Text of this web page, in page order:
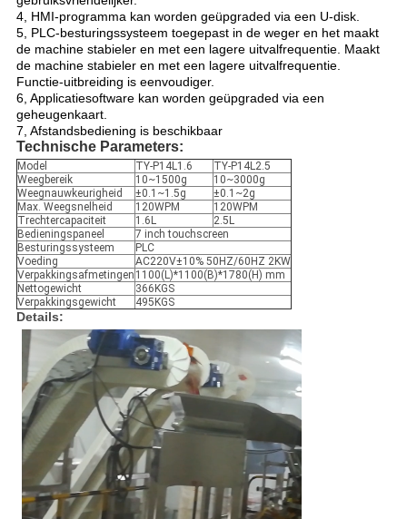
4, HMI-programma kan worden geüpgraded via een U-disk.
5, PLC-besturingssysteem toegepast in de weger en het maakt
de machine stabieler en met een lagere uitvalfrequentie. Maakt
de machine stabieler en met een lagere uitvalfrequentie.
Functie-uitbreiding is eenvoudiger.
6, Applicatiesoftware kan worden geüpgraded via een
geheugenkaart.
7, Afstandsbediening is beschikbaar
Technische Parameters:
Model TY-P14L1.6
TY-P14L2.5
Weegbereik
10~1500g
10~3000g
Weegnauwkeurigheid
±0.1~1.5g
±0.1~2g
Max. Weegsnelheid
120WPM
120WPM
Trechtercapaciteit
1.6L
2.5L
Bedieningspaneel
7 inch touchscreen
Besturingssysteem
PLC
Voeding
AC220V±10% 50HZ/60HZ 2KW
Verpakkingsafmetingen 1100(L)*1100(B)*1780(H) mm
Nettogewicht
366KGS
Verpakkingsgewicht
495KGS
Details: